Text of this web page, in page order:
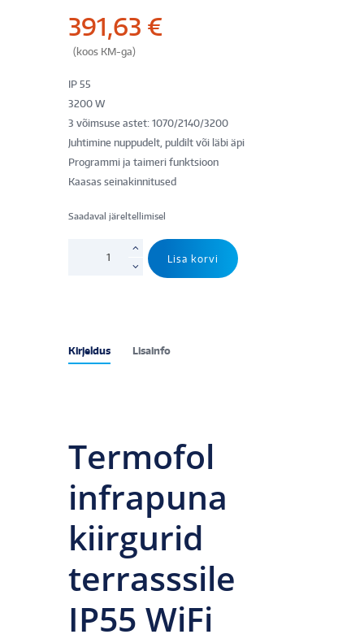
391,63 €
(koos KM-ga)
IP 55
3200 W
3 võimsuse astet: 1070/2140/3200
Juhtimine nuppudelt, puldilt või läbi äpi
Programmi ja taimeri funktsioon
Kaasas seinakinnitused
Saadaval järeltellimisel
WiFi
-
Lisa korvi
Kirjeldus Lisainfo
Termofol
infrapuna
kiirgurid
terrasssile
IP55 WiFi